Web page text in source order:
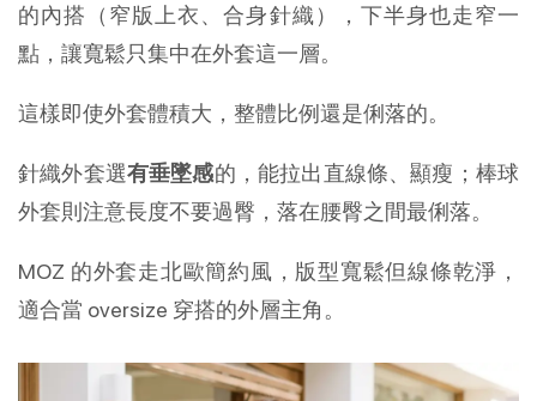
的內搭（窄版上衣、合身針織），下半身也走窄一
點，讓寬鬆只集中在外套這一層。
這樣即使外套體積大，整體比例還是俐落的。
針織外套選有垂墜感的，能拉出直線條、顯瘦；棒球
外套則注意長度不要過臀，落在腰臀之間最俐落。
MOZ 的外套走北歐簡約風，版型寬鬆但線條乾淨，
適合當 oversize 穿搭的外層主角。